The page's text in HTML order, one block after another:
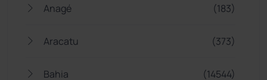
Anagé (183)
Aracatu (373)
Bahia (14544)